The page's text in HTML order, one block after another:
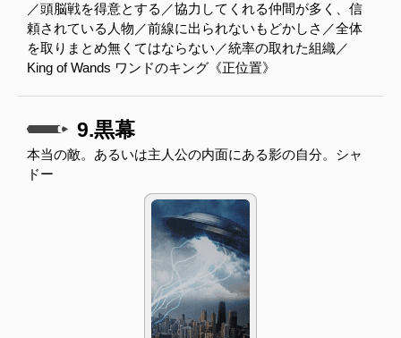
／頭脳戦を得意とする／協力してくれる仲間が多く、信
頼されている人物／前線に出られないもどかしさ／全体
を取りまとめ無くてはならない／統率の取れた組織／
King of Wands ワンドのキング《正位置》
9.黒幕
本当の敵。あるいは主人公の内面にある影の自分。シャ
ドー